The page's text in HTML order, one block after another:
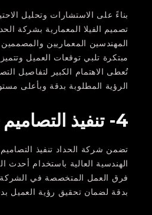
بناءً على الاستشارات وتحليل
تصميم الفيلا المعمارية بشركة
المهندسين المعماريين
مبتكرة تلبي توقعات العميل
تُعطى الاهتمام الكبير لتفاصيل
الرؤية المطلوبة بدقة وبأعلى
4- تنفيذ التصاميم بدقة:
تضمن شركة الحداد تنفيذ التصاميم
الهندسية العالية باستخدام أحدث
فرق العمل المتخصصة في الشركة
بدقة لضمان تحقيق رؤية العميل